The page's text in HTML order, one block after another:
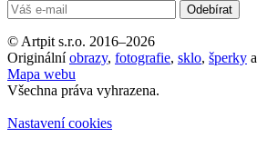
© Artpit s.r.o. 2016–2026
Originálníobrazy, fotografie, sklo, šperky a
Mapa webu
Všechna práva vyhrazena.
Nastavení cookies